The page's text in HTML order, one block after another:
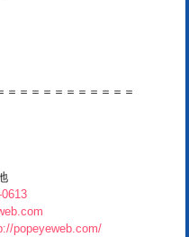
＝＝＝＝＝＝＝＝＝＝＝
popeyeweb.com/